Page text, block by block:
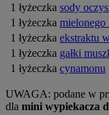
1 łyżeczka sody
1 łyżeczka mielonego
1 łyżeczka ekstraktu
1 łyżeczka gałki
1 łyżeczka cynamonu
UWAGA: podane w
dla mini wypiekacza